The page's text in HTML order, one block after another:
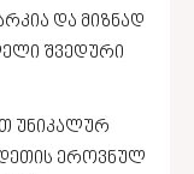
და მიზნად
შვედური
უნიკალურ
ეროვნულ